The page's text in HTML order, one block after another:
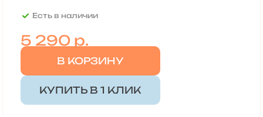
Есть в наличии
5 290р.
В КОРЗИНУ
КУПИТЬ В 1 КЛИК